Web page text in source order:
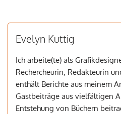
Evelyn Kuttig
Ich arbeite(te) als
Rechercheurin, Redakteurin
enthält Berichte aus meinem
Gastbeiträge aus vielfältigen
Entstehung von Büchern